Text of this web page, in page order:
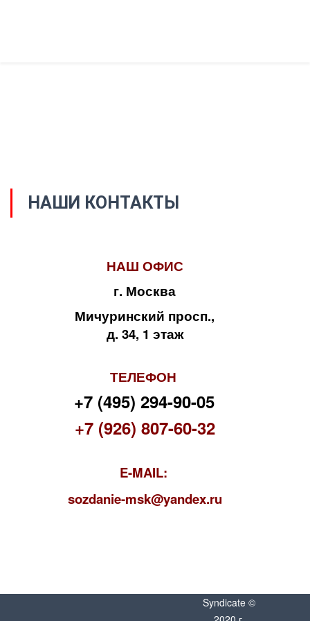
НАШИ КОНТАКТЫ
НАШ ОФИС
г. Москва
Мичуринский просп.,
д. 34, 1 этаж
ТЕЛЕФОН
+7 (495) 294-90-05
+7 (926) 807-60-32
E-MAIL:
sozdanie-msk@yandex.ru
Syndicate ©